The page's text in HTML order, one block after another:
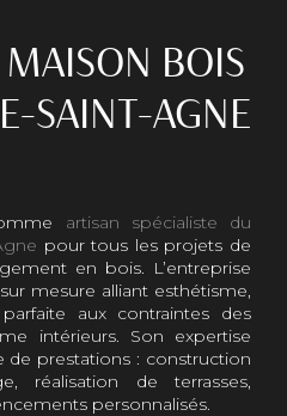
BOIS
SAINT-AGNE
artisan spécialiste du
pour tous les projets de
en bois. L’entreprise
mesure alliant esthétisme,
aux contraintes des
intérieurs. Son expertise
prestations : construction
réalisation de terrasses,
personnalisés.